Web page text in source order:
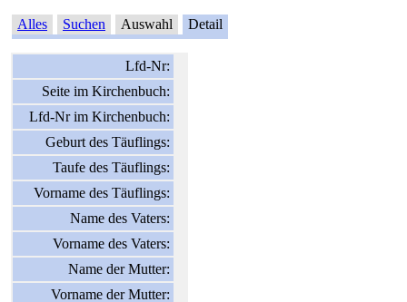
Alles Suchen Auswahl Detail
Lfd-Nr:
Seite im Kirchenbuch:
Lfd-Nr im Kirchenbuch:
Geburt des Täuflings:
Taufe des Täuflings:
Vorname des Täuflings:
Name des Vaters:
Vorname des Vaters:
Name der Mutter:
Vorname der Mutter: